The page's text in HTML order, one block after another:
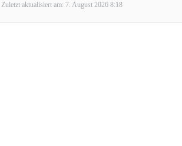
Zuletzt aktualisiert am: 7. August 2026 8:18